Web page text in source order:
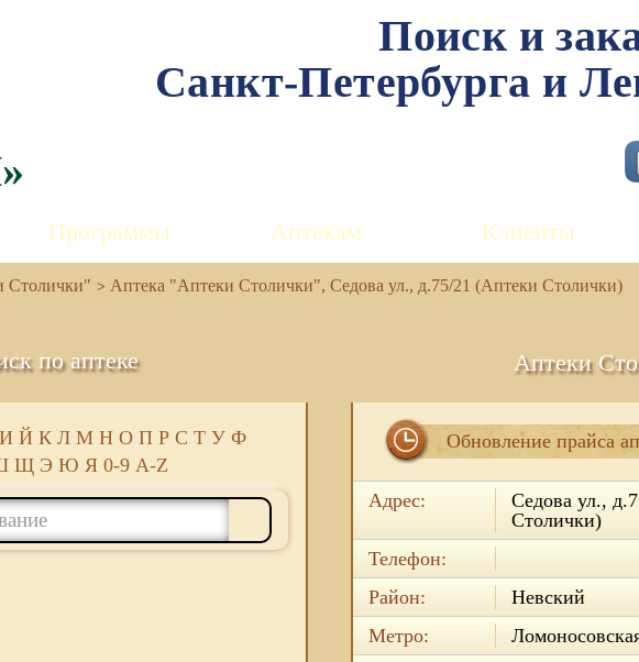
Поиск и
Санкт-Петербурга и
Программы Аптекам Клиенты
Столички" Аптека "Аптеки Столички", Седова ул., д.75/21 (Аптеки Столички)
по аптеке
И Й К Л М Н О П Р С Т У Ф
Щ Э Ю Я 0-9 A-Z
Аптеки
Обновление прайса
Адрес:
Седова ул.,
Столички)
Телефон:
Район:
Невский
Метро: